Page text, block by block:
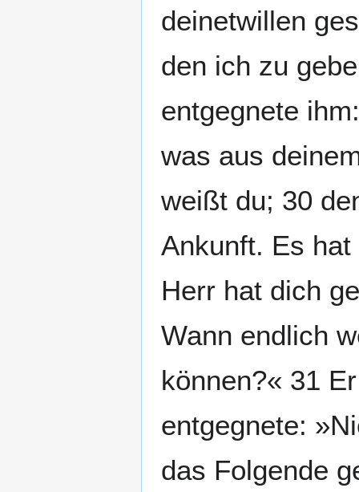
deinetwillen
den ich zu
entgegnete
was aus
weißt du; 30
Ankunft. Es
Herr hat dich
Wann endlich
können?« 31
entgegnete:
das Folgende